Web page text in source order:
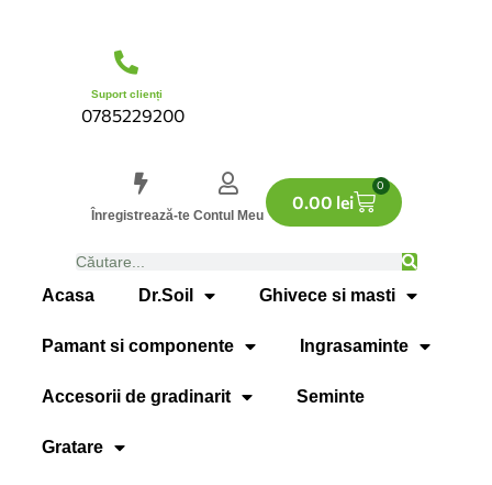
Suport clienți
0785229200
Înregistrează-te Contul Meu
0.00 lei
0
Acasa Dr.Soil Ghivece si masti
Pamant si componente Ingrasaminte
Accesorii de gradinarit Seminte
Gratare